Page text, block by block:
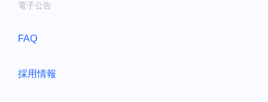
電子公告
FAQ
採用情報